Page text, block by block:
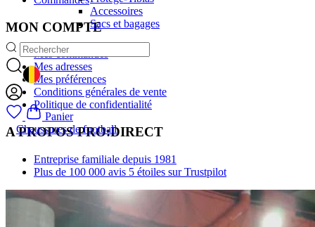
Accessoires
Sacs et bagages
GEOLOCATION BUTTON: BELGIQUE
Panier
Chaussures de football
MON COMPTE
Mes commandes
Mes adresses
Mes préférences
Conditions générales de vente
Politique de confidentialité
A PROPOS PRO:DIRECT
Entreprise familiale depuis 1981
Plus de 100 000 avis 5 étoiles sur Trustpilot